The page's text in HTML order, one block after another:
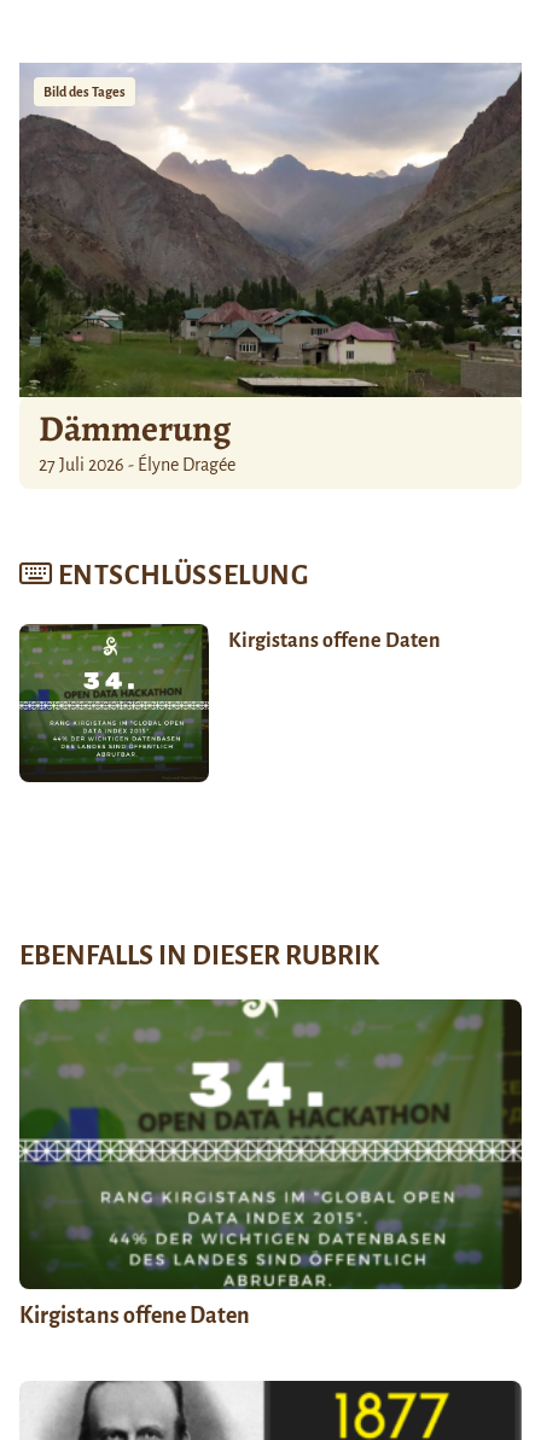
Bild des Tages
Dämmerung
27 Juli 2026 - Élyne Dragée
ENTSCHLÜSSELUNG
Kirgistans offene Daten
EBENFALLS IN DIESER RUBRIK
Kirgistans offene Daten